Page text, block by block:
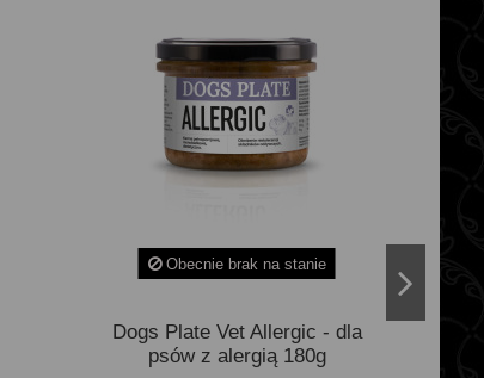
Obecnie brak na stanie
Dogs Plate Vet Allergic - dla
psów z alergią 180g